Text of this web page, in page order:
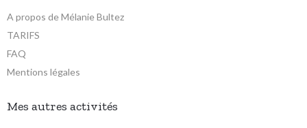
A propos de Mélanie Bultez
TARIFS
FAQ
Mentions légales
Mes autres activités